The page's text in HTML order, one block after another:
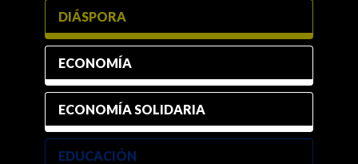
DIÁSPORA
ECONOMÍA
ECONOMÍA SOLIDARIA
EDUCACIÓN